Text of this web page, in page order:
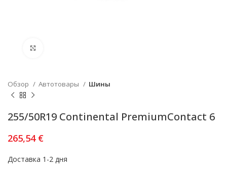
Обзор Автотовары Шины
255/50R19 Continental PremiumContact 6
265,54 €
Доставка 1-2 дня